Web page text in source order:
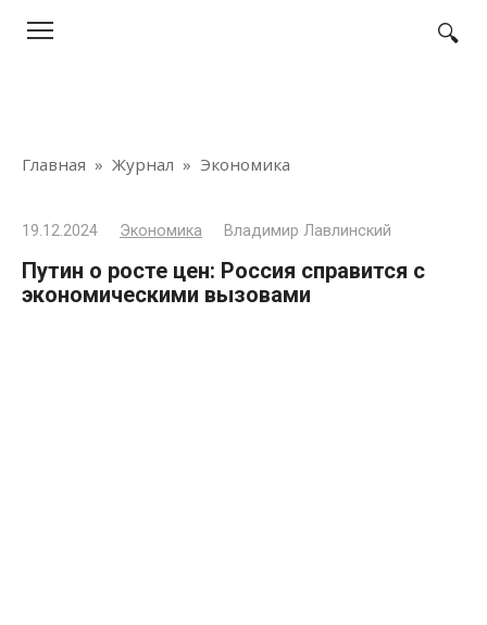
Главная » Журнал » Экономика
19.12.2024 Экономика Владимир Лавлинский
Путин о росте цен: Россия справится с
экономическими вызовами